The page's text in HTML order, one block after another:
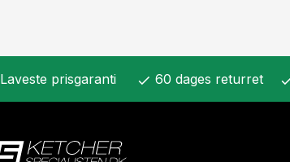
Laveste prisgaranti check 60 dages returret